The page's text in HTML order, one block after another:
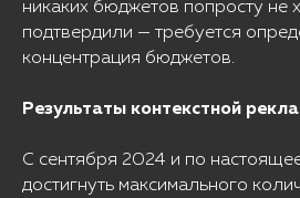
никаких бюджетов попросту не
подтвердили — требуется
концентрация бюджетов.
Результаты контекстной
С сентября 2024 и по
достигнуть максимального